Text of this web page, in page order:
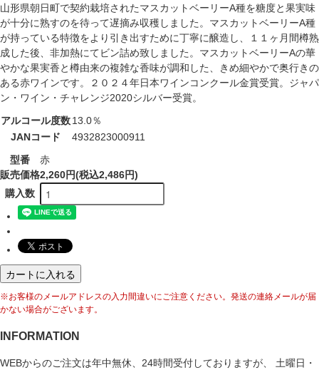
山形県朝日町で契約栽培されたマスカットベーリーA種を糖度と果実味
が十分に熟すのを待って遅摘み収穫しました。マスカットベーリーA種
が持っている特徴をより引き出すために丁寧に醸造し、１１ヶ月間樽熟
成した後、非加熱にてビン詰め致しました。マスカットベーリーAの華
やかな果実香と樽由来の複雑な香味が調和した、きめ細やかで奥行きの
ある赤ワインです。
２０２４年日本ワインコンクール金賞受賞。ジャパ
ン・ワイン・チャレンジ2020シルバー受賞。
アルコール度数13.0％
JANコード
4932823000911
型番
赤
販売価格2,260円(税込2,486円)
購入数
カートに入れる
※お客様のメールアドレスの入力間違いにご注意ください。発送の連絡メールが届
かない場合がございます。
INFORMATION
WEBからのご注文は年中無休、24時間受付しておりますが、 土曜日・